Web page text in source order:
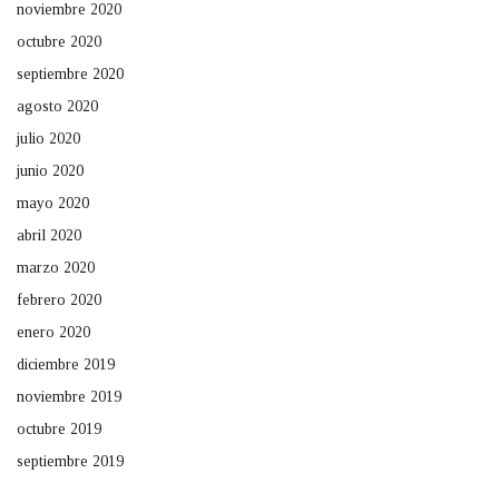
noviembre 2020
octubre 2020
septiembre 2020
agosto 2020
julio 2020
junio 2020
mayo 2020
abril 2020
marzo 2020
febrero 2020
enero 2020
diciembre 2019
noviembre 2019
octubre 2019
septiembre 2019